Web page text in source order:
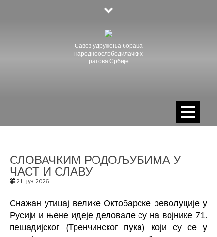
Савез удружења бораца
народноослободилачких
ратова Србије
СЛОВАЧКИМ РОДОЉУБИМА У
ЧАСТ И СЛАВУ
21. јун 2026.
Снажан утицај велике Октобарске револуције у
Русији и њене идеје деловале су на војнике 71.
пешадијског (Тренчинског пука) који су се у